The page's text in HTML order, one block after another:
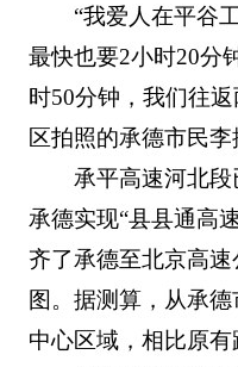
“我爱人在平谷
最快也要2小时20分
时50分钟，我们往
区拍照的承德市民李
承平高速河北
承德实现“县县通高
齐了承德至北京高
图。据测算，从承
中心区域，相比原有